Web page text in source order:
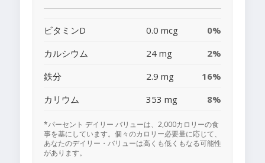
ビタミンD 0.0 mcg
0%
カルシウム
24 mg
2%
鉄分
2.9 mg
16%
カリウム
353 mg 8%
*パーセント デイリー バリューは、2,000カロリーの食
事を基にしています。個々のカロリー必要量に応じて、
あなたのデイリー・バリューは高くも低くもなる可能性
があります。